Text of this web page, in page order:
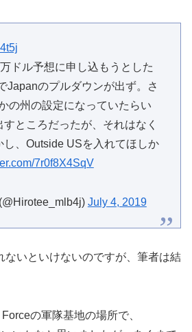
ドル予想に申し込もうとした
Japanのプルダウンが出ず。さ
の州の設定になっていたらい
ところだったが、それはなく
し、Outside USを入れてほしか
7r0f8X4SqV
July 4, 2019
ないといけないのですが、筆者は結
の軍隊基地の場所で、